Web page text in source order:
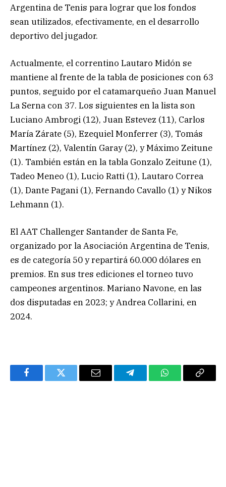
Argentina de Tenis para lograr que los fondos
sean utilizados, efectivamente, en el desarrollo
deportivo del jugador.
Actualmente, el correntino Lautaro Midón se
mantiene al frente de la tabla de posiciones con 63
puntos, seguido por el catamarqueño Juan Manuel
La Serna con 37. Los siguientes en la lista son
Luciano Ambrogi (12), Juan Estevez (11), Carlos
María Zárate (5), Ezequiel Monferrer (3), Tomás
Martínez (2), Valentín Garay (2), y Máximo Zeitune
(1). También están en la tabla Gonzalo Zeitune (1),
Tadeo Meneo (1), Lucio Ratti (1), Lautaro Correa
(1), Dante Pagani (1), Fernando Cavallo (1) y Nikos
Lehmann (1).
El AAT Challenger Santander de Santa Fe,
organizado por la Asociación Argentina de Tenis,
es de categoría 50 y repartirá 60.000 dólares en
premios. En sus tres ediciones el torneo tuvo
campeones argentinos. Mariano Navone, en las
dos disputadas en 2023; y Andrea Collarini, en
2024.
FacebookTwitter Email TelegramWhatsAppCopy